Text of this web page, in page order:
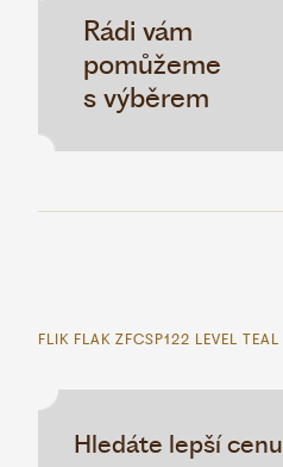
Rádi vám
pomůžeme
s výběrem
FLIK FLAK ZFCSP122 LEVEL TEAL
Hledáte lepší